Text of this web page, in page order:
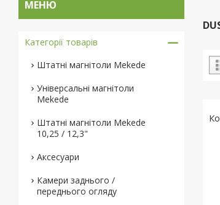
Категорії товарів
Штатні магнітоли Mekede
Універсальні магнітоли
Mekede
Штатні магнітоли Mekede
10,25 / 12,3"
Аксесуари
Камери заднього /
переднього огляду